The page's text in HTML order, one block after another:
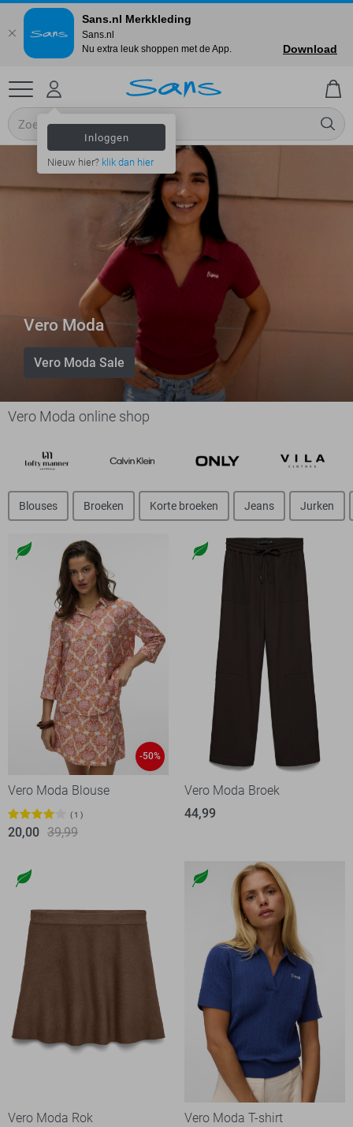
Inloggen
Nieuw hier? klik dan hier
Vero Moda
Vero Moda Sale
Vero Moda online shop
Blouses Broeken Korte broeken Jeans Jurken
-50%
Vero Moda Blouse
1
20,00 39,99
Vero Moda Broek
44,99
Vero Moda Rok
Vero Moda T-shirt
Sans.nl Merkkleding
Sans.nl
Nu extra leuk shoppen met de App.
Download